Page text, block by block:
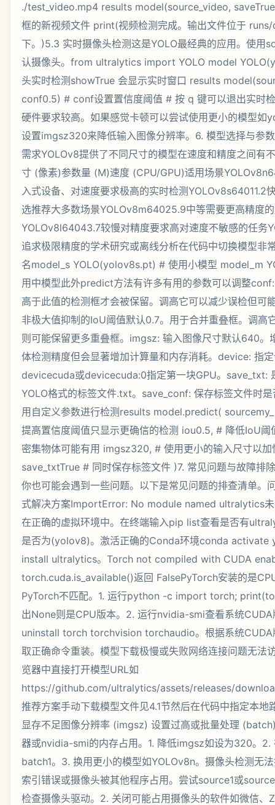
./test_video.mp4 results model(source_video,
框的新视频文件 print(视频检测完成。输出文件位于
下。)5.3 实时摄像头检测这是YOLO最经典的应用。使用
认摄像头。from ultralytics import YOLO model
头实时检测showTrue 会显示实时窗口 results
conf0.5) # conf设置置信度阈值 # 按 q 键可以退出实时
硬件要求较高。如果感觉卡顿可以尝试使用更小的模型如
设置imgsz320来降低输入图像分辨率。6. 模型选择与参
需求YOLOv8提供了不同尺寸的模型在速度和精度之间有
寸 (像素)参数量 (M)速度 (CPU/GPU)适用场景
入式设备、对速度要求极高的实时检测YOLOv8s64011.2
选推荐大多数场景YOLOv8m64025.9中等需要更高精度
YOLOv8l64043.7较慢对精度要求高对速度不敏感的任
追求极限精度的学术研究或离线分析在代码中切换模型非
名model_s YOLO(yolov8s.pt) # 使用小模型 model_m
用中模型此外predict方法有许多有用的参数可以调整
高于此值的检测框才会被保留。调高它可以减少误检但可
非极大值抑制的IoU阈值默认0.7。用于合并重叠框。调高
则可能保留更多重叠框。imgsz: 输入图像尺寸默认640。
体检测精度但会显著增加计算量和内存消耗。device: 指
devicecuda或devicecuda:0指定第一块GPU。save_txt:
YOLO格式的标签文件.txt。save_conf: 保存标签文件时
用自定义参数进行检测results model.predict(
提高置信度阈值只显示更确信的检测 iou0.5, # 降低IoU阈
密集物体可能有用 imgsz320, # 使用更小的输入尺寸以加
save_txtTrue # 同时保存标签文件 )7. 常见问题与故障排
你也可能会遇到一些问题。以下是常见问题的排查清单。
式解决方案ImportError: No module named ultralytics
在正确的虚拟环境中。在终端输入pip list查看是否有
是否为(yolov8)。激活正确的Conda环境conda activate
install ultralytics。Torch not compiled with CUDA
torch.cuda.is_available()返回 FalsePyTorch安装的是
PyTorch不匹配。1. 运行python -c import torch;
出None则是CPU版本。2. 运行nvidia-smi查看系统
uninstall torch torchvision torchaudio。根据系统CUDA
取正确命令重装。模型下载极慢或失败网络连接问题无法
览器中直接打开模型URL如
https://github.com/ultralytics/assets/releases/
推荐方案手动下载模型文件见4.1节然后在代码中指定本地
显存不足图像分辨率 (imgsz) 设置过高或批量处理
器或nvidia-smi的内存占用。1. 降低imgsz如设为320。
batch1。3. 换用更小的模型如YOLOv8n。摄像头检测无
索引错误或摄像头被其他程序占用。尝试source1或
检查摄像头驱动。2. 关闭可能占用摄像头的软件如微信